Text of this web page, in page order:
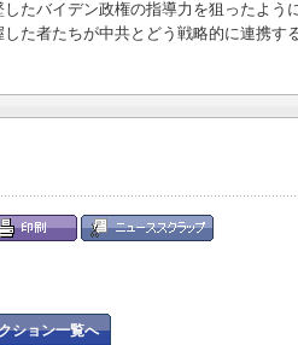
たバイデン政権の指導力を狙ったよう
た者たちが中共とどう戦略的に連携す
ション一覧へ